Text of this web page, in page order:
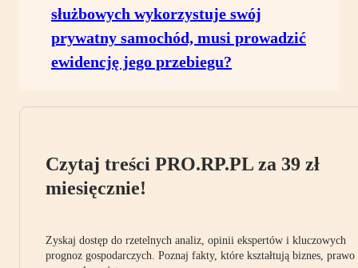
służbowych wykorzystuje swój
prywatny samochód, musi prowadzić
ewidencję jego przebiegu?
Czytaj treści PRO.RP.PL za 39 zł
miesięcznie!
Zyskaj dostęp do rzetelnych analiz, opinii ekspertów i kluczowych
prognoz gospodarczych. Poznaj fakty, które kształtują biznes, prawo